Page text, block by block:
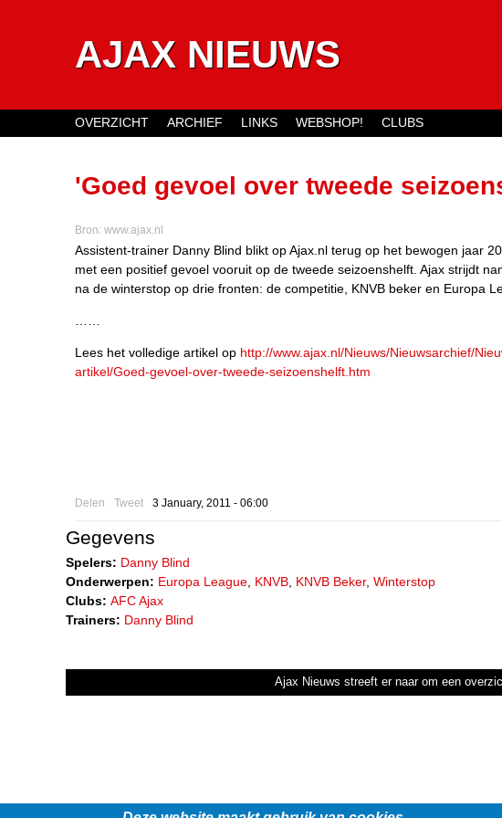
AJAX NIEUWS
'Goed gevoel over tweede
Bron: www.ajax.nl
Assistent-trainer Danny Blind blikt op Ajax.nl terug op het bewogen jaar
met een positief gevoel vooruit op de tweede seizoenshelft. Ajax strijdt
na de winterstop op drie fronten: de competitie, KNVB beker en Europa
Lees het volledige artikel op http://www.ajax.nl/Nieuws/Nieuwsarchief/
artikel/Goed-gevoel-over-tweede-seizoenshelft.htm
Delen Tweet 3 January, 2011 - 06:00
Gegevens
Spelers: Danny Blind
Onderwerpen: Europa League KNVB KNVB Beker, Winterstop
Clubs: AFC Ajax
Trainers: Danny Blind
OVERZICHT ARCHIEF LINKS WEBSHOP! CLUBS
Ajax Nieuws streeft er naar om een